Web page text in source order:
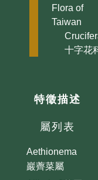
Flora of
Taiwan
十字花
特徵描述
屬列表
Aethionema
巖薺菜屬